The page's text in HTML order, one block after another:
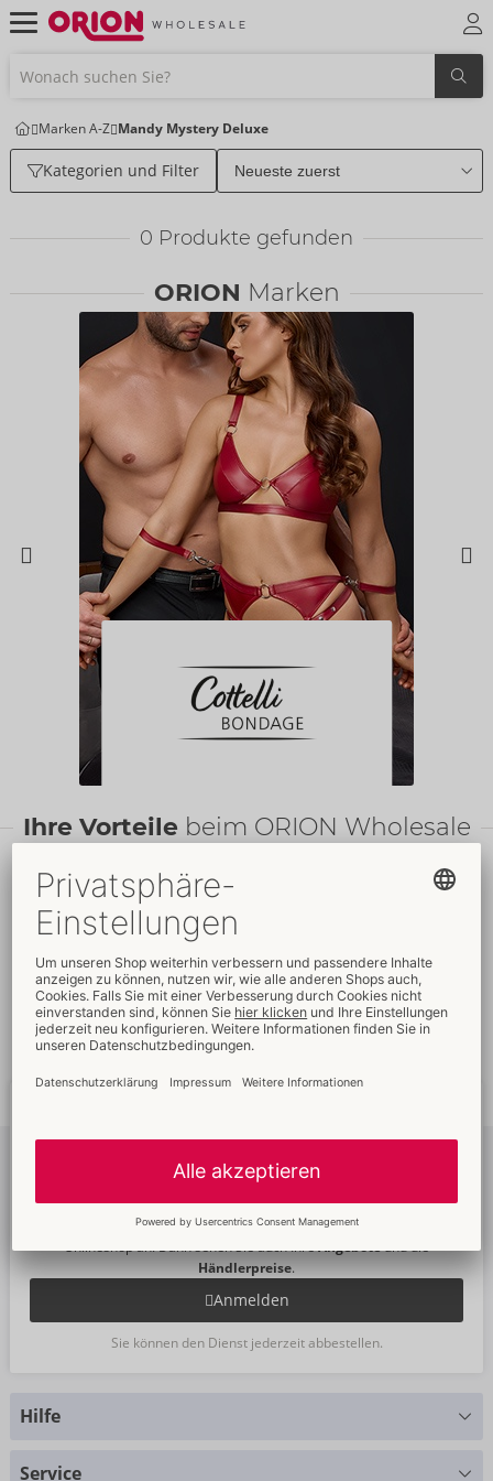
Marken A-Z Mandy Mystery Deluxe
Kategorien und Filter
0 Produkte gefunden
ORION Marken
Ihre Vorteilebeim ORION Wholesale
FairePreise
Verkaufsfördernde
Verpackungen
Kundenservice
Schnelleweltweite
Lieferung
NeueTrends
abonnieren
Um unseren Newsletter zu abonnieren, melden Sie sich bitte im
Onlineshop an. Dann sehen Sie auch IhreAngeboteund die
Händlerpreise.
Anmelden
Sie können den Dienst jederzeit abbestellen.
Hilfe
Service